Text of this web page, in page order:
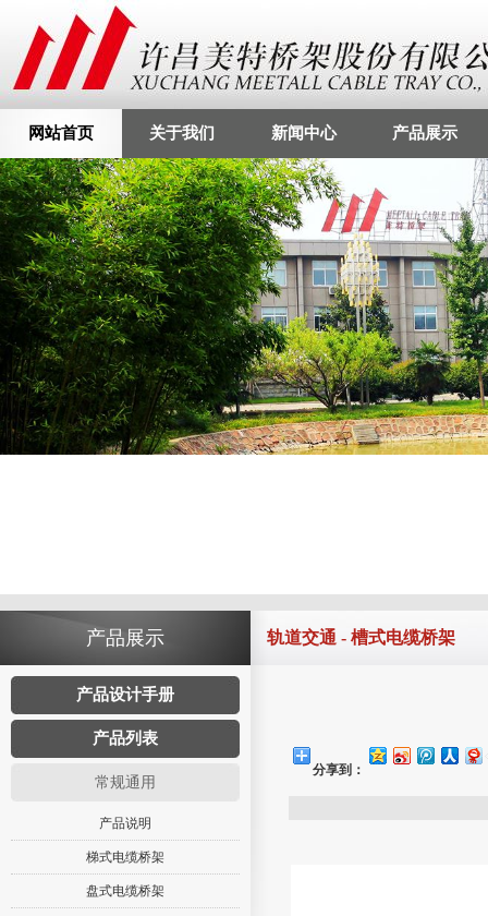
网站首页 关于我们 新闻中心 产品展示
产品展示
产品设计手册
产品列表
常规通用
产品说明
梯式电缆桥架
盘式电缆桥架
轨道交通 - 槽式电缆桥架
分享到：